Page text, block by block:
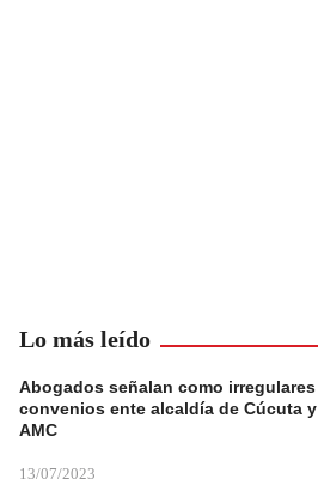
Lo más leído
Abogados señalan como irregulares
convenios ente alcaldía de Cúcuta y
AMC
13/07/2023